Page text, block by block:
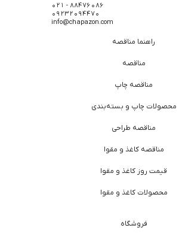
88476086 - 021
09232094470
info@chapazon.com
راهنما مناقصه
مناقصه
مناقصه چاپ
محصولات چاپ و بسته‌بندی
مناقصه طراحی
مناقصه کاغذ و مقوا
قیمت روز کاغذ و مقوا
محصولات کاغذ و مقوا
فروشگاه